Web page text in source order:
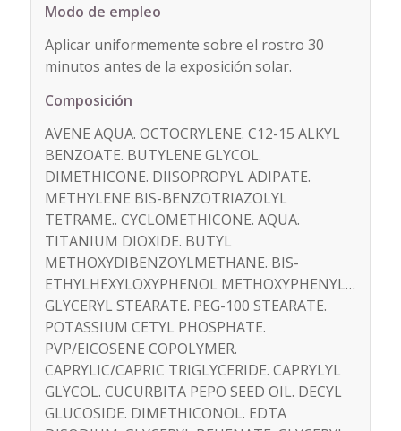
Modo de empleo
Aplicar uniformemente sobre el rostro 30
minutos antes de la exposición solar.
Composición
AVENE AQUA. OCTOCRYLENE. C12-15 ALKYL
BENZOATE. BUTYLENE GLYCOL.
DIMETHICONE. DIISOPROPYL ADIPATE.
METHYLENE BIS-BENZOTRIAZOLYL
TETRAME.. CYCLOMETHICONE. AQUA.
TITANIUM DIOXIDE. BUTYL
METHOXYDIBENZOYLMETHANE. BIS-
ETHYLHEXYLOXYPHENOL METHOXYPHENYL…
GLYCERYL STEARATE. PEG-100 STEARATE.
POTASSIUM CETYL PHOSPHATE.
PVP/EICOSENE COPOLYMER.
CAPRYLIC/CAPRIC TRIGLYCERIDE. CAPRYLYL
GLYCOL. CUCURBITA PEPO SEED OIL. DECYL
GLUCOSIDE. DIMETHICONOL. EDTA